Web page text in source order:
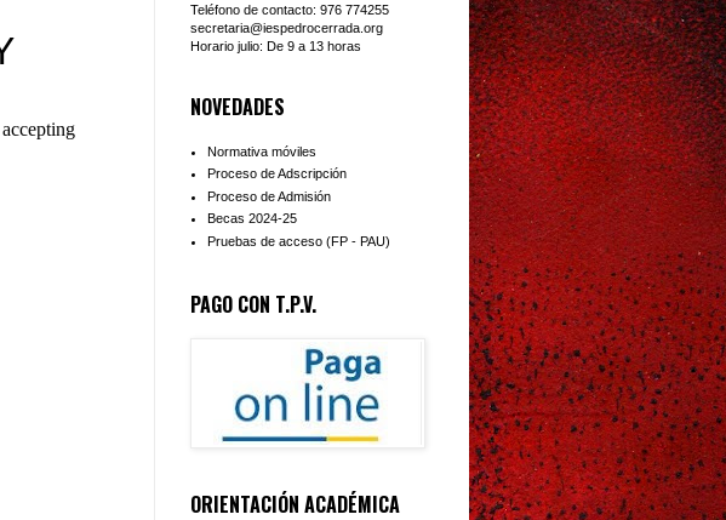
Teléfono de contacto: 976 774255
secretaria@iespedrocerrada.org
Horario julio: De 9 a 13 horas
NOVEDADES
Normativa móviles
Proceso de Adscripción
Proceso de Admisión
Becas 2024-25
Pruebas de acceso (FP - PAU)
PAGO CON T.P.V.
ORIENTACIÓN ACADÉMICA